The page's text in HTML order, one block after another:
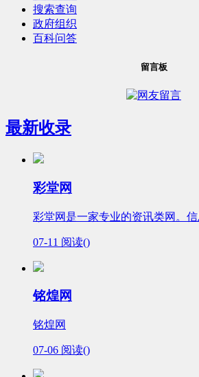
搜索查询
政府组织
百科问答
留言板
最新收录
彩堂网
彩堂网是一家专业的资讯类网。信
07-11 阅读()
铭煌网
铭煌网
07-06 阅读()